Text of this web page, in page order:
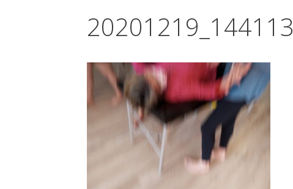
20201219_144113